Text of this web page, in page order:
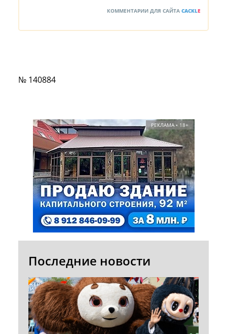
КОММЕНТАРИИ ДЛЯ САЙТА CACKLE
№ 140884
РЕКЛАМА • 18+
Последние новости